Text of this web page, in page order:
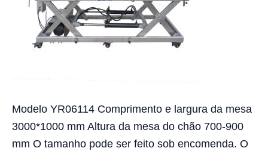
Modelo YR06114 Comprimento e largura da mesa
3000*1000 mm Altura da mesa do chão 700-900
mm O tamanho pode ser feito sob encomenda. O